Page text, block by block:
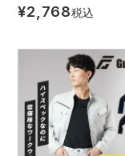
¥2,768税込